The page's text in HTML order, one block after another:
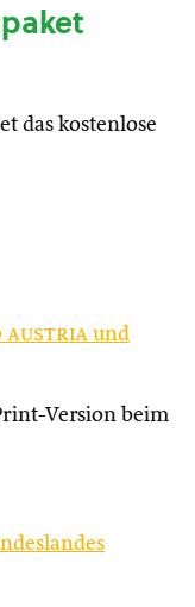
das kostenlose
austria und
Version beim